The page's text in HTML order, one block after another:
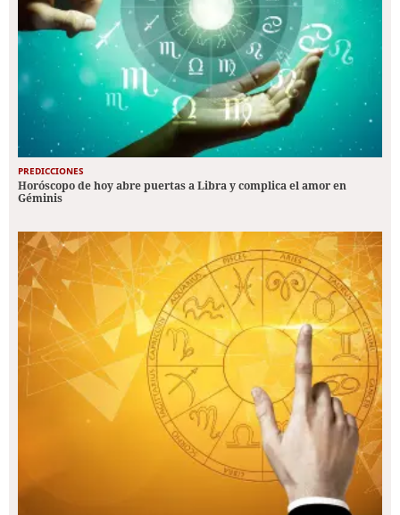
PREDICCIONES
Horóscopo de hoy abre puertas a Libra y complica el amor en
Géminis